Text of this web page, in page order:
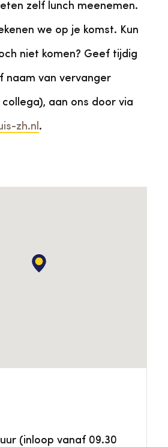
zelf lunch meenemen.
we op je komst. Kun
niet komen? Geef tijdig
naam van vervanger
aan ons door via
zh.nl .
(inloop vanaf 09.30